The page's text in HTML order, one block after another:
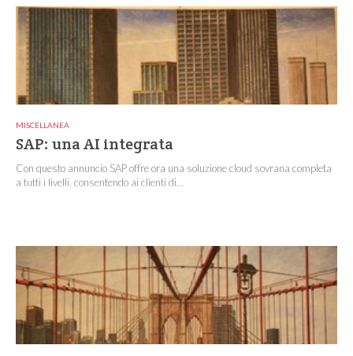
MISCELLANEA
SAP: una AI integrata
Con questo annuncio SAP offre ora una soluzione cloud sovrana completa
a tutti i livelli, consentendo ai clienti di...